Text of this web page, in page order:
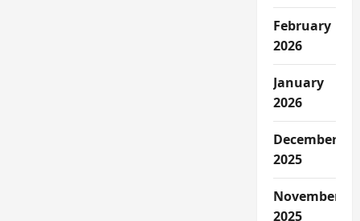
February
2026
January
2026
December
2025
November
2025